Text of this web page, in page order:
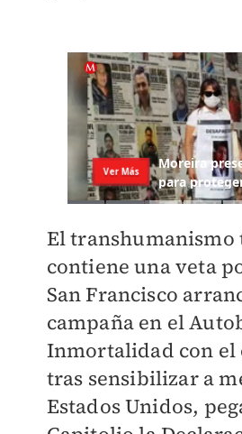
El transhumanismo
contiene una veta
San Francisco
campaña en el
Inmortalidad con el
tras sensibilizar a
Estados Unidos,